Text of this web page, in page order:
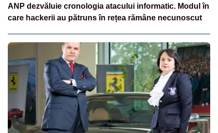
ANP dezvăluie cronologia atacului informatic. Modul în
care hackerii au pătruns în rețea rămâne necunoscut